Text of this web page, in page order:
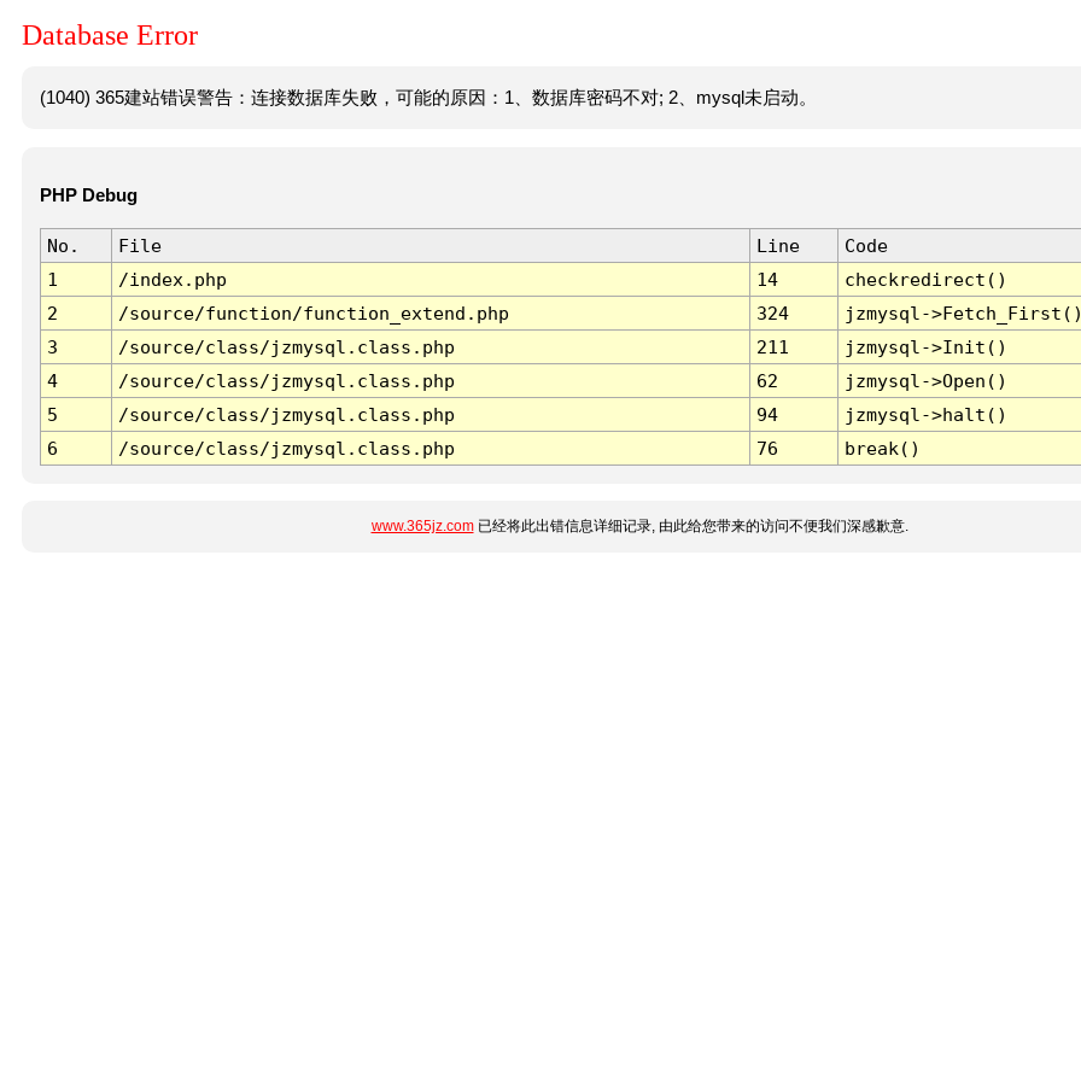
Database Error
(1040) 365建站错误警告：连接数据库失败，可能的原因：1、数据库密码不对; 2、mysql未启动。
PHP Debug
No. File Line
Code
1
/index.php 14
checkredirect()
2
/source/function/function_extend.php 324
jzmysql-
3
/source/class/jzmysql.class.php 211
jzmysql->Init()
4
/source/class/jzmysql.class.php 62
jzmysql->Open()
5
/source/class/jzmysql.class.php 94
jzmysql->halt()
6
/source/class/jzmysql.class.php 76 break()
www.365jz.com已经将此出错信息详细记录, 由此给您带来的访问不便我们深感歉意.